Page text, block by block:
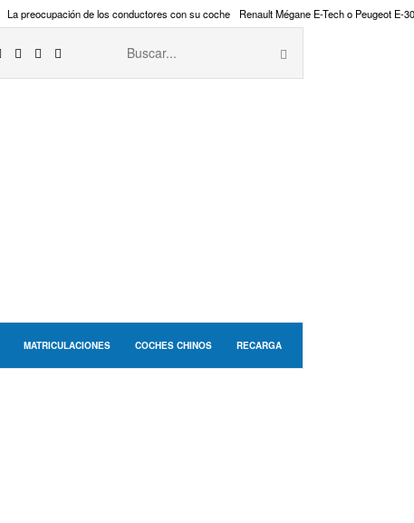
La preocupación de los conductores con su coche Renault Mégane E-Tech o Peugeot E-
MATRICULACIONES COCHES CHINOS RECARGA